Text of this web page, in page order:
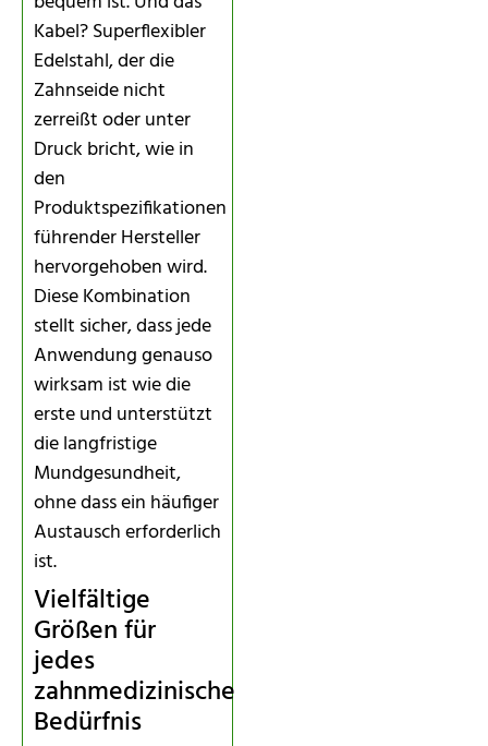
Kabel? Superflexibler
Edelstahl, der die
Zahnseide nicht
zerreißt oder unter
Druck bricht, wie in
den
Produktspezifikationen
führender Hersteller
hervorgehoben wird.
Diese Kombination
stellt sicher, dass jede
Anwendung genauso
wirksam ist wie die
erste und unterstützt
die langfristige
Mundgesundheit,
ohne dass ein häufiger
Austausch erforderlich
ist.
Vielfältige
Größen für
jedes
zahnmedizinische
Bedürfnis